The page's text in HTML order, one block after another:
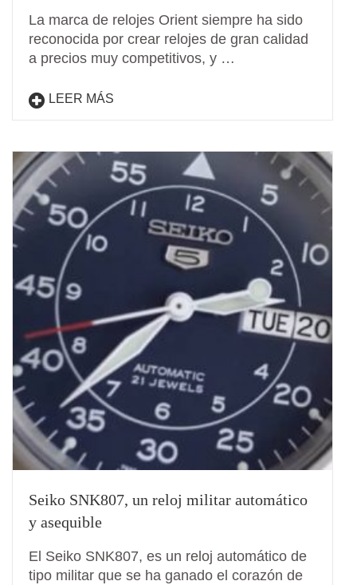
La marca de relojes Orient siempre ha sido
reconocida por crear relojes de gran calidad
a precios muy competitivos, y …
LEER MÁS
Seiko SNK807, un reloj militar automático
y asequible
El Seiko SNK807, es un reloj automático de
tipo militar que se ha ganado el corazón de